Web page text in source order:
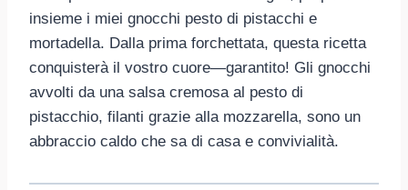
insieme i miei gnocchi pesto di pistacchi e
mortadella. Dalla prima forchettata, questa ricetta
conquisterà il vostro cuore—garantito! Gli gnocchi
avvolti da una salsa cremosa al pesto di
pistacchio, filanti grazie alla mozzarella, sono un
abbraccio caldo che sa di casa e convivialità.